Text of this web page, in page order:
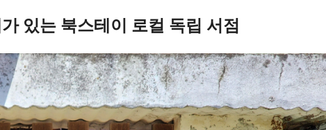
있는 북스테이 로컬 독립 서점